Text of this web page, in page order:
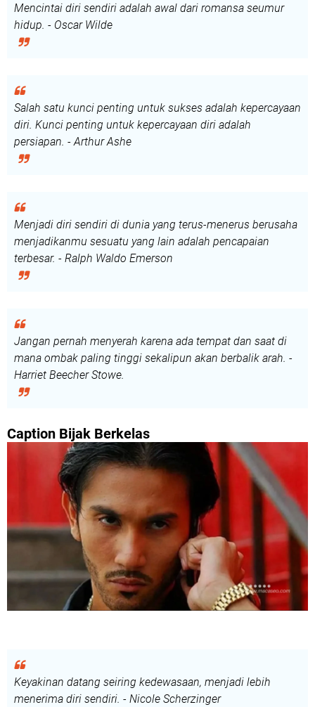
Mencintai diri sendiri adalah awal dari romansa seumur
hidup. - Oscar Wilde
Salah satu kunci penting untuk sukses adalah kepercayaan
diri. Kunci penting untuk kepercayaan diri adalah
persiapan. - Arthur Ashe
Menjadi diri sendiri di dunia yang terus-menerus berusaha
menjadikanmu sesuatu yang lain adalah pencapaian
terbesar. - Ralph Waldo Emerson
Jangan pernah menyerah karena ada tempat dan saat di
mana ombak paling tinggi sekalipun akan berbalik arah. -
Harriet Beecher Stowe.
Caption Bijak Berkelas
Keyakinan datang seiring kedewasaan, menjadi lebih
menerima diri sendiri. - Nicole Scherzinger